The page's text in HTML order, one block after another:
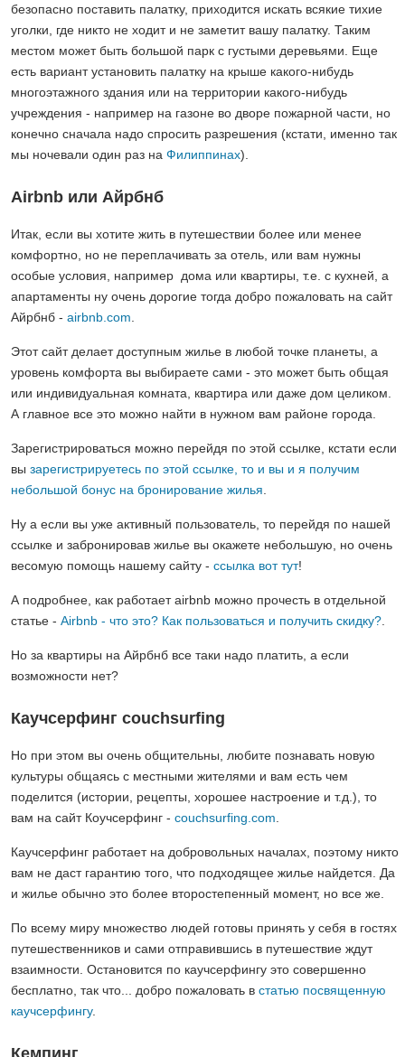
безопасно поставить палатку, приходится искать всякие тихие
уголки, где никто не ходит и не заметит вашу палатку. Таким
местом может быть большой парк с густыми деревьями. Еще
есть вариант установить палатку на крыше какого-нибудь
многоэтажного здания или на территории какого-нибудь
учреждения - например на газоне во дворе пожарной части, но
конечно сначала надо спросить разрешения (кстати, именно так
мы ночевали один раз на Филиппинах).
Airbnb или Айрбнб
Итак, если вы хотите жить в путешествии более или менее
комфортно, но не переплачивать за отель, или вам нужны
особые условия, например дома или квартиры, т.е. с кухней, а
апартаменты ну очень дорогие тогда добро пожаловать на сайт
Айрбнб - airbnb.com
Этот сайт делает доступным жилье в любой точке планеты, а
уровень комфорта вы выбираете сами - это может быть общая
или индивидуальная комната, квартира или даже дом целиком.
А главное все это можно найти в нужном вам районе города.
Зарегистрироваться можно перейдя по этой ссылке, кстати если
вы зарегистрируетесь по этой ссылке, то и вы и я получим
небольшой бонус на бронирование жилья
Ну а если вы уже активный пользователь, то перейдя по нашей
ссылке и забронировав жилье вы окажете небольшую, но очень
весомую помощь нашему сайту - ссылка вот тут!
А подробнее, как работает airbnb можно прочесть в отдельной
статье - Airbnb - что это? Как пользоваться и получить скидку?
Но за квартиры на Айрбнб все таки надо платить, а если
возможности нет?
Каучсерфинг couchsurfing
Но при этом вы очень общительны, любите познавать новую
культуры общаясь с местными жителями и вам есть чем
поделится (истории, рецепты, хорошее настроение и т.д.), то
вам на сайт Коучсерфинг - couchsurfing.com
Каучсерфинг работает на добровольных началах, поэтому никто
вам не даст гарантию того, что подходящее жилье найдется. Да
и жилье обычно это более второстепенный момент, но все же.
По всему миру множество людей готовы принять у себя в гостях
путешественников и сами отправившись в путешествие ждут
взаимности. Остановится по каучсерфингу это совершенно
бесплатно, так что... добро пожаловать в статью посвященную
каучсерфингу.
Кемпинг